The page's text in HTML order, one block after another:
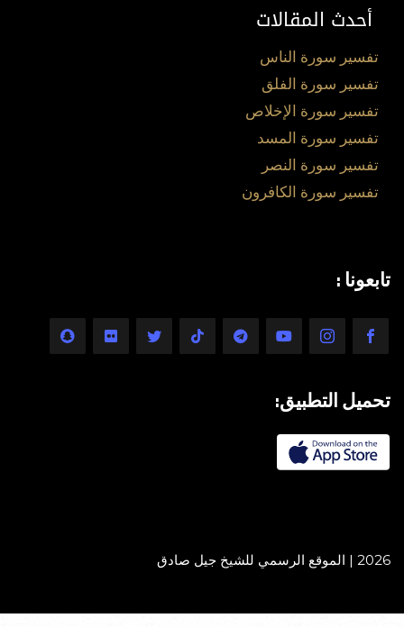
أحدث المقالات
تفسير سورة الناس
تفسير سورة الفلق
تفسير سورة الإخلاص
تفسير سورة المسد
تفسير سورة النصر
تفسير سورة الكافرون
تابعونا :
تحميل التطبيق:
2026 | الموقع الرسمي للشيخ جيل صادق